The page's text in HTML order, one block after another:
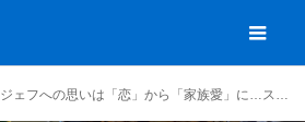
ジェフへの思いは「恋」から「家族愛」に…スポーツ観戦は人生を豊かにする